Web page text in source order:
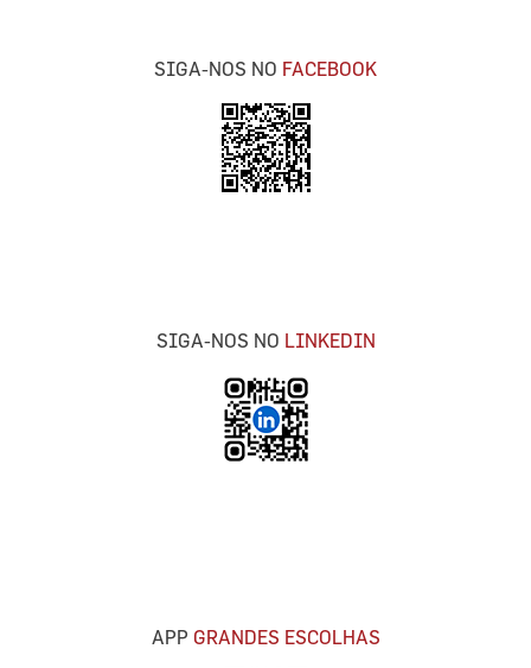
SIGA-NOS NO FACEBOOK
SIGA-NOS NO LINKEDIN
APP GRANDES ESCOLHAS